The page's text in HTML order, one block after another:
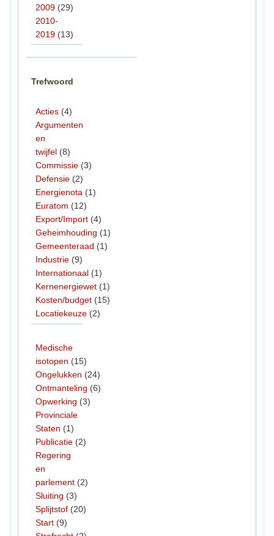
2009 (29)
2010-
2019 (13)
Trefwoord
Acties (4)
Argumenten
en
twijfel (8)
Commissie (3)
Defensie (2)
Energienota (1)
Euratom (12)
Export/Import (4)
Geheimhouding (1)
Gemeenteraad (1)
Industrie (9)
Internationaal (1)
Kernenergiewet (1)
Kosten/budget (15)
Locatiekeuze (2)
Medische
isotopen (15)
Ongelukken (24)
Ontmanteling (6)
Opwerking (3)
Provinciale
Staten (1)
Publicatie (2)
Regering
en
parlement (2)
Sluiting (3)
Splijtstof (20)
Start (9)